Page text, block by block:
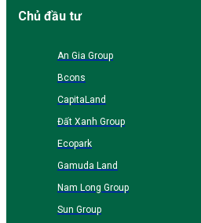
Chủ đầu tư
An Gia Group
Bcons
CapitaLand
Đất Xanh Group
Ecopark
Gamuda Land
Nam Long Group
Sun Group